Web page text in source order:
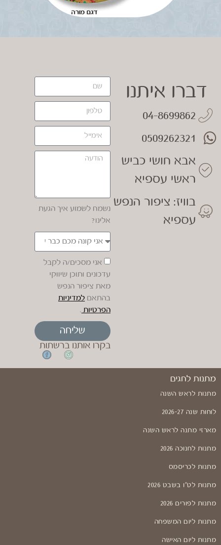
דברו איתנו
04-8699862
0509262321
אבא חושי כביש
ראשי עספיא
בוויז: ציפור הנפש
עספיא
נשמח לשמוע איך הגעת
אלינו?
אני מסכים/ה לקבל
עדכונים ותוכן שיווקי
מאת ציפור הנפש
בהתאם למדיניות
הפרטיות .
שליחה
בקרו אותנו ברשתות
מתנות לחגים
מתנות לראש השנה
לוחות שנה 2026-27
מארזי מתנה לראש השנה
מתנות לחנוכה 2026
מתנות לכריסמס
מתנות לט"ו בשבט 2026
מתנות לפורים 2026
מתנות ליום המשפחה
מתנות ליום האישה